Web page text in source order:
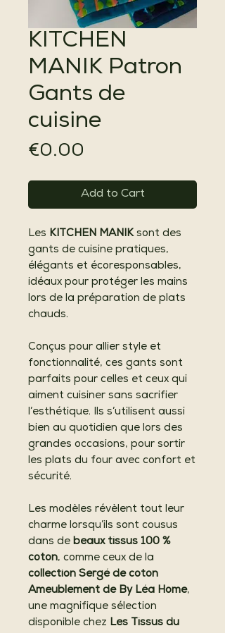
KITCHEN
MANIK Patron
Gants de
cuisine
€0.00
Add to Cart
Les KITCHEN MANIKsont des
gants de cuisine pratiques,
élégants et écoresponsables,
idéaux pour protéger les mains
lors de la préparation de plats
chauds.
Conçus pour allier style et
fonctionnalité, ces gants sont
parfaits pour celles et ceux qui
aiment cuisiner sans sacrifier
l’esthétique. Ils s’utilisent aussi
bien au quotidien que lors des
grandes occasions, pour sortir
les plats du four avec confort et
sécurité.
Les modèles révèlent tout leur
charme lorsqu’ils sont cousus
dans de beaux tissus 100 %
coton, comme ceux de la
collection Sergé de coton
Ameublement de By Léa Home,
une magnifique sélection
disponible chez Les Tissus du